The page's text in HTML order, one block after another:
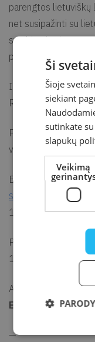
parengtos lietuviškų
net susipažinti su
svarbiomis Lietuvos
pavaizduoti litų
Iššūkyje kviečiame
Rekomenduojamas
Pabėgimas iš
val.
Būtina išankstinė
135.
Pabėgimo kambarys
10.00–17.00 val.
Apsilankymas
Eur.
—
Ši
Šioje
siekiant
sutinkate
slapukų
Veikimą